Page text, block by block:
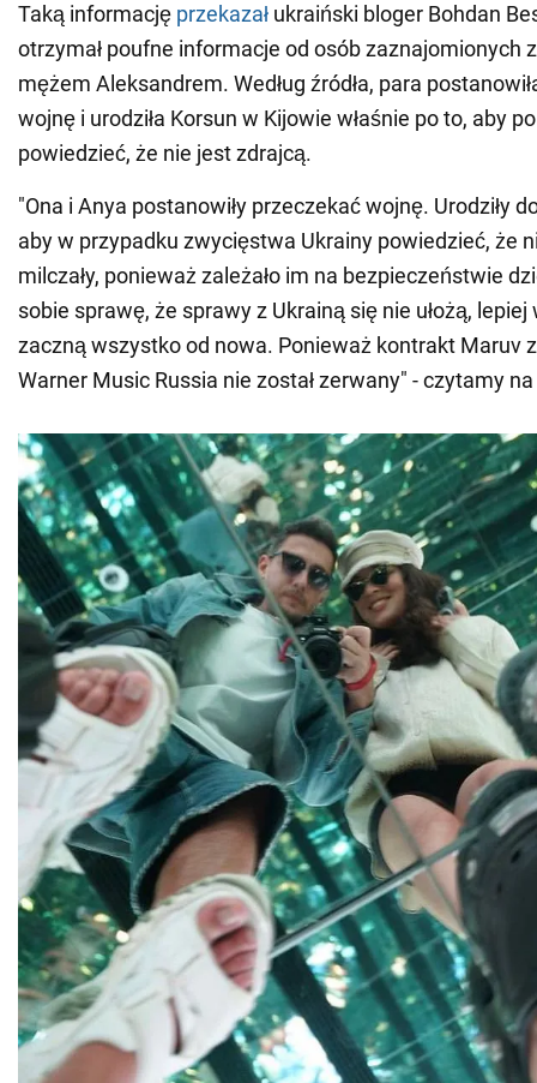
Taką informację przekazał ukraiński bloger Bohdan
otrzymał poufne informacje od osób zaznajomionych
mężem Aleksandrem. Według źródła, para
wojnę i urodziła Korsun w Kijowie właśnie po to, aby
powiedzieć, że nie jest zdrajcą.
"Ona i Anya postanowiły przeczekać wojnę. Urodziły
aby w przypadku zwycięstwa Ukrainy powiedzieć, że
milczały, ponieważ zależało im na bezpieczeństwie
sobie sprawę, że sprawy z Ukrainą się nie ułożą,
zaczną wszystko od nowa. Ponieważ kontrakt Maruv
Warner Music Russia nie został zerwany" - czytamy